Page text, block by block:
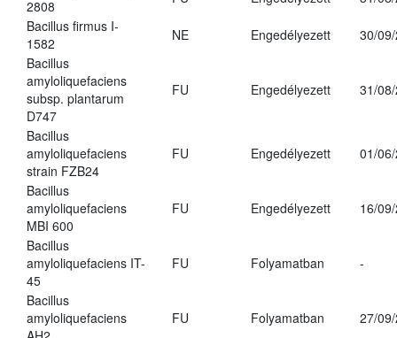
2808
Bacillus firmus I-
1582
NE Engedélyezett
30/
Bacillus
amyloliquefaciens
subsp. plantarum
D747
FU Engedélyezett 31/
Bacillus
amyloliquefaciens
strain FZB24
FU Engedélyezett 01/
Bacillus
amyloliquefaciens
MBI 600
FU Engedélyezett 16/
Bacillus
amyloliquefaciens IT-
45
FU Folyamatban -
Bacillus
amyloliquefaciens
FU Folyamatban 27/